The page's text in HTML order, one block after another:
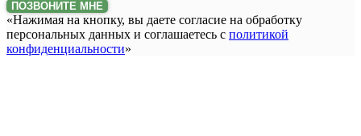
ПОЗВОНИТЕ МНЕ
«Нажимая на кнопку, вы даете согласие на обработку
персональных данных и соглашаетесь c политикой
конфиденциальности»